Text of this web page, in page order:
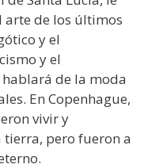
de los últimos
y el
y el
de la moda
En Copenhague,
vivir y
pero fueron a